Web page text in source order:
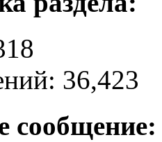
36,423
сообщение: